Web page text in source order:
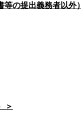
の提出義務者以外）
＞